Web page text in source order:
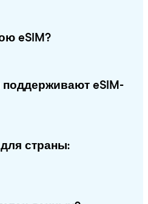
eSIM?
eSIM-
страны: